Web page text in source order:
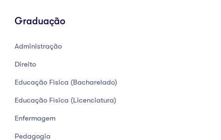
Graduação
Administração
Direito
Educação Física (Bacharelado)
Educação Física (Licenciatura)
Enfermagem
Pedagogia